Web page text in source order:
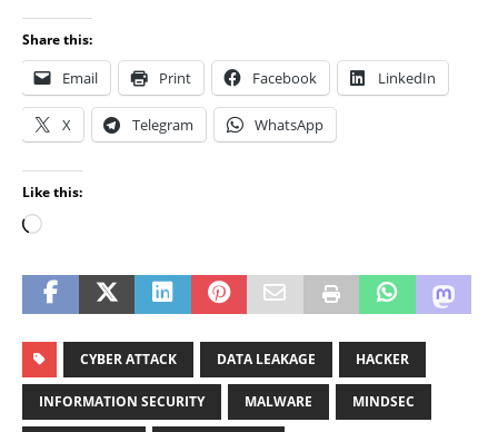
Share this:
Email Print Facebook LinkedIn
X Telegram WhatsApp
Like this:
CYBER ATTACK DATA LEAKAGE HACKER
INFORMATION SECURITY MALWARE MINDSEC